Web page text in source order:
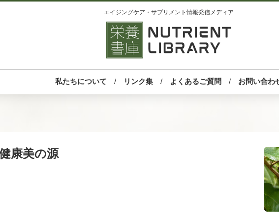
エイジングケア・サプリメント情報発信メディア
私たちについて リンク集 よくあるご質問 お問い合わ
康美の源